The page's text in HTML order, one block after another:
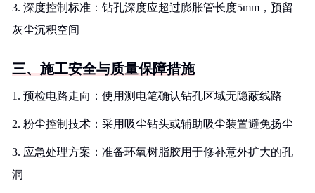
3. 深度控制标准：钻孔深度应超过膨胀管长度5mm，预留
灰尘沉积空间
三、施工安全与质量保障措施
1. 预检电路走向：使用测电笔确认钻孔区域无隐蔽线路
2. 粉尘控制技术：采用吸尘钻头或辅助吸尘装置避免扬尘
3. 应急处理方案：准备环氧树脂胶用于修补意外扩大的孔
洞